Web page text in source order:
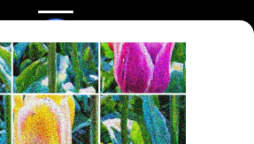
О проекте
Помощь